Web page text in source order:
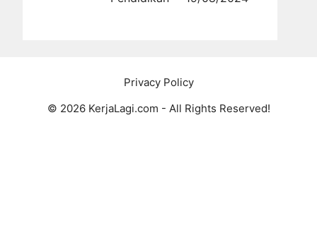
Privacy Policy
© 2026 KerjaLagi.com - All Rights Reserved!